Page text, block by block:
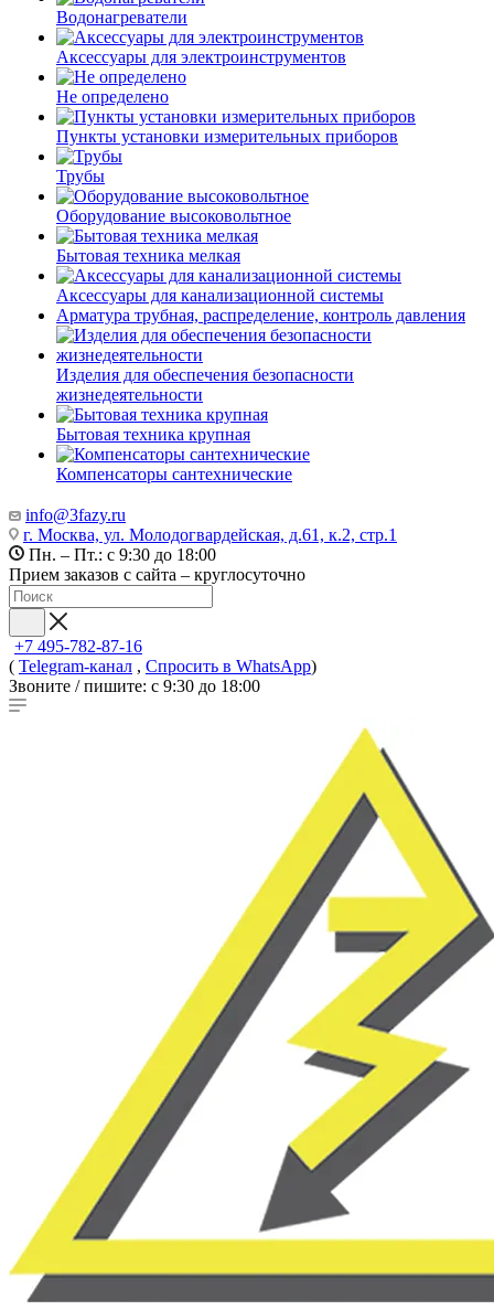
Водонагреватели
Аксессуары для электроинструментов
Не определено
Пункты установки измерительных приборов
Трубы
Оборудование высоковольтное
Бытовая техника мелкая
Аксессуары для канализационной системы
Арматура трубная, распределение, контроль давления
Изделия для обеспечения безопасности
жизнедеятельности
Бытовая техника крупная
Компенсаторы сантехнические
info@3fazy.ru
г. Москва, ул. Молодогвардейская, д.61, к.2, стр.1
Пн. – Пт.: с 9:30 до 18:00
Прием заказов с сайта – круглосуточно
+7 495-782-87-16
( Telegram-канал , Спросить в WhatsApp)
Звоните / пишите: с 9:30 до 18:00